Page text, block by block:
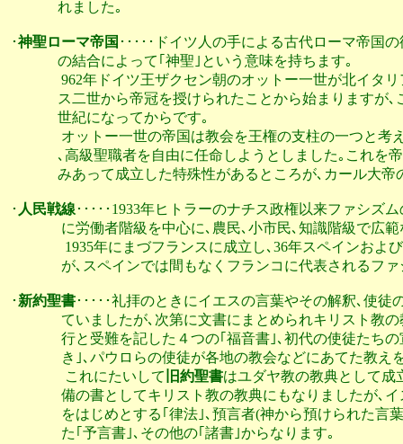
              れました｡
･神聖ローマ帝国 ･････ドイツ人の手による古代ローマ帝国
              の結合によって｢神聖｣という意味を持ちます｡
962年ドイツ王ザクセン朝のオットー一世が北イ
ス二世から帝冠を授けられたことから始まります
              世紀になってからです｡
オットー一世の帝国は教会を王権の支柱の一つ
､高級聖職者を自由に任命しようとしました｡これ
みあって成立した特殊性があるところが､カール大
･ 人民戦線･････1933年ヒトラーのナチス政権以来ファシズ
に労働者階級を中心に､農民､小市民､知識階級で
1935年にまづフランスに成立し､36年スペインお
が､スペインでは間もなくフランコに代表され
･ 新約聖書･････礼拝のときにイエスの言葉やその解釈､使
ていましたが､次第に文書にまとめられキリスト
行と受難を記した４つの｢福音書｣､初代の使徒た
き｣､パウロらの使徒が各地の教会などにあてた
                これにたいして
旧約聖書はユダヤ教の教典として成
備の書としてキリスト教の教典にもなりました
をはじめとする｢律法｣､預言者(神から預けられた
               た｢予言書｣､その他の｢諸書｣からなります｡